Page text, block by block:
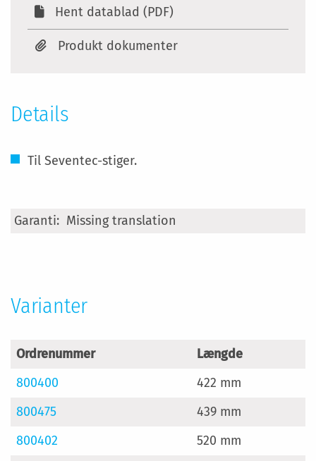
Hent datablad (PDF)
Produkt dokumenter
Details
Til Seventec-stiger.
SpecifikationerMissing translation
Varianter
Ordrenummer
Længde
800400
422 mm
800475
439 mm
800402
520 mm